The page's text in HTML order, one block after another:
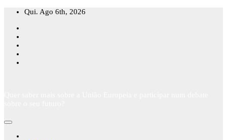
Skip
content
Qui. Ago 6th, 2026